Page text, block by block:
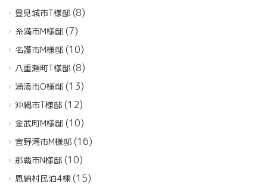
豊見城市T様邸 (8)
糸満市M様邸 (7)
名護市M様邸 (10)
八重瀬町T様邸 (8)
浦添市O様邸 (13)
沖縄市T様邸 (12)
金武町M様邸 (10)
宜野湾市M様邸 (16)
那覇市N様邸 (10)
恩納村民泊4棟(15)